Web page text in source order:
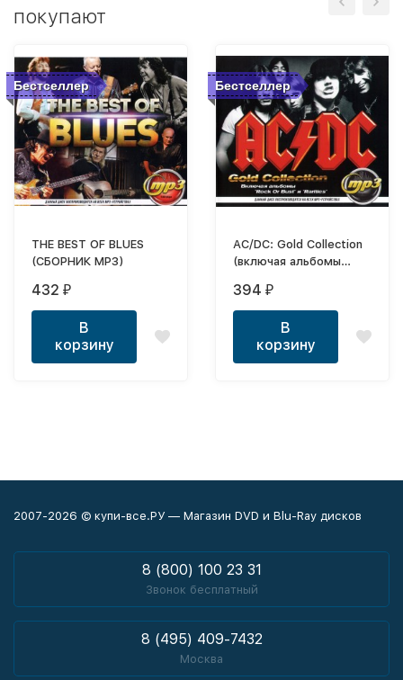
покупают
Бестселлер
THE BEST OF BLUES
(СБОРНИК MP3)
432 ₽
В
корзину
Бестселлер
AC/DC: Gold Collection
(включая альбомы
"Rarities")
394 ₽
В
корзину
2007-2026 © купи-все.РУ — Магазин DVD и Blu-Ray дисков
8 (800) 100 23 31
Звонок бесплатный
8 (495) 409-7432
Москва